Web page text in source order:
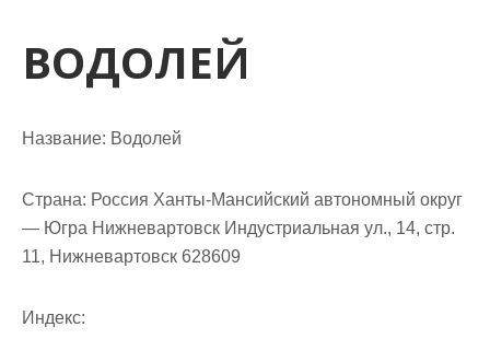
ВОДОЛЕЙ
Название: Водолей
Страна: Россия Ханты-Мансийский автономный округ
— Югра Нижневартовск Индустриальная ул., 14, стр.
11, Нижневартовск 628609
Индекс: